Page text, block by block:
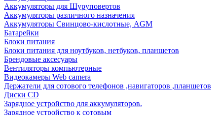
Аккумуляторы для Шуруповертов
Аккумуляторы различного назначения
Аккумуляторы Свинцово-кислотные, AGM
Батарейки
Блоки питания
Блоки питания для ноутбуков, нетбуков, планшетов
Брендовые аксесуары
Вентиляторы компьютерные
Видеокамеры Web camera
Держатели для сотового телефонов ,навигаторов ,планшетов
Диски CD
Зарядное устройство для аккумуляторов.
Зарядное устройство к сотовым